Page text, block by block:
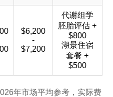
$6,200
-
$7,200
代谢组学
胚胎评估 +
$800
湖景住宿
套餐 +
$500
年市场平均参考，实际费